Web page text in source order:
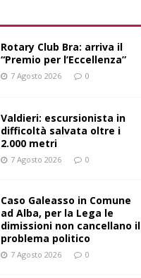
Rotary Club Bra: arriva il
“Premio per l’Eccellenza”
7 Agosto 2026 0
Valdieri: escursionista in
difficoltà salvata oltre i
2.000 metri
7 Agosto 2026 0
Caso Galeasso in Comune
ad Alba, per la Lega le
dimissioni non cancellano il
problema politico
7 Agosto 2026 0